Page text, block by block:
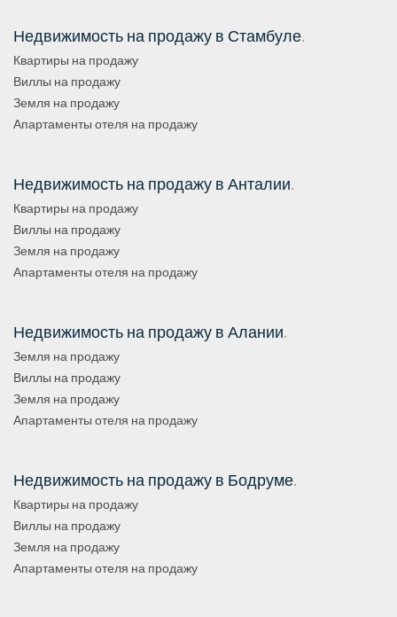
Недвижимость на продажу в Стамбуле.
Квартиры на продажу
Виллы на продажу
Земля на продажу
Апартаменты отеля на продажу
Недвижимость на продажу в Анталии.
Квартиры на продажу
Виллы на продажу
Земля на продажу
Апартаменты отеля на продажу
Недвижимость на продажу в Алании.
Земля на продажу
Виллы на продажу
Земля на продажу
Апартаменты отеля на продажу
Недвижимость на продажу в Бодруме.
Квартиры на продажу
Виллы на продажу
Земля на продажу
Апартаменты отеля на продажу